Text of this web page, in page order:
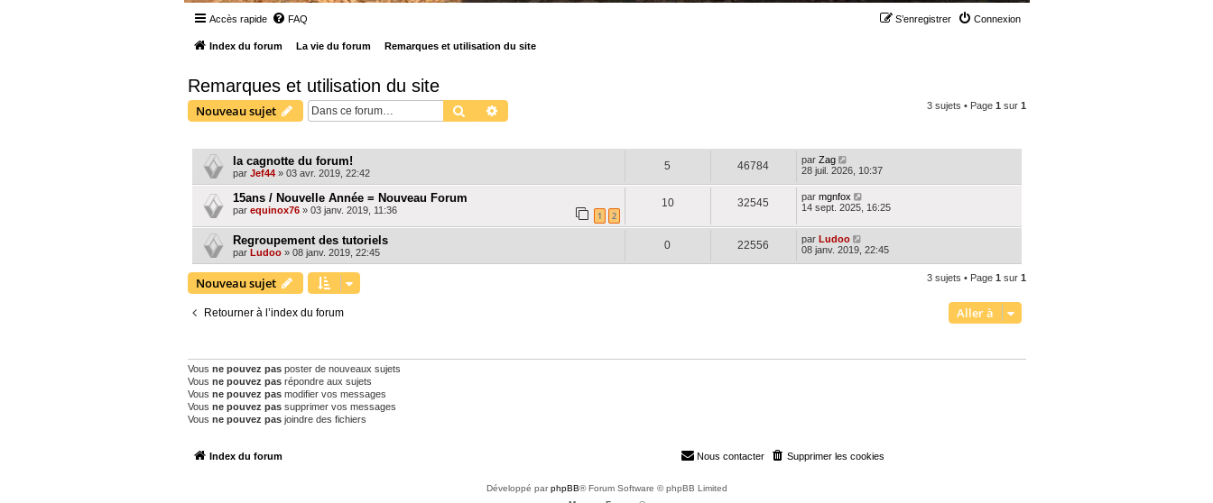
Accès rapide FAQ Connexion
S’enregistrer
Index du forum La vie du forum Remarques et utilisation du site
Remarques et utilisation du site
Nouveau sujet Rechercher 3 sujets • Page 1 sur 1
la cagnotte du forum!
par Jef44» 03 avr. 2019, 22:42
5 46784 par Zag
28 juil. 2026, 10:37
15ans / Nouvelle Année = Nouveau Forum
par equinox76» 03 janv. 2019, 11:36 1 2
10 32545 par mgnfox
14 sept. 2025, 16:25
Regroupement des tutoriels
par Ludoo» 08 janv. 2019, 22:45
0 22556 par Ludoo
08 janv. 2019, 22:45
Nouveau sujet 3 sujets • Page 1 sur 1
Retourner à l’index du forum Aller à
Vous ne pouvez pasposter de nouveaux sujets
Vous ne pouvez pasrépondre aux sujets
Vous ne pouvez pasmodifier vos messages
Vous ne pouvez passupprimer vos messages
Vous ne pouvez pasjoindre des fichiers
Index du forum Supprimer les cookies
Nous contacter
Développé parphpBB® Forum Software © phpBB Limited